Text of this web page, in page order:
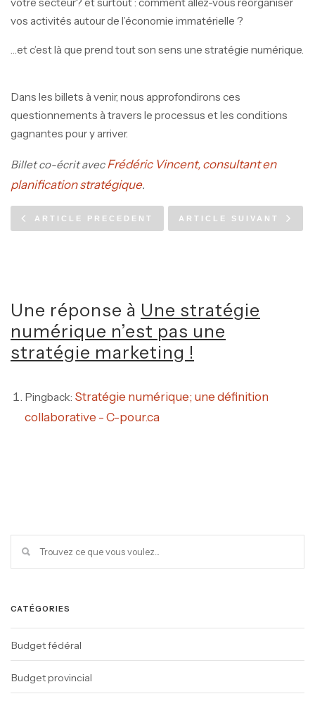
vos activités autour de l’économie immatérielle ?
…et c’est là que prend tout son sens une stratégie numérique.
Dans les billets à venir, nous approfondirons ces
questionnements à travers le processus et les conditions
gagnantes pour y arriver.
Billet co-écrit avecFrédéric Vincent, consultant en
planification stratégique.
ARTICLE PRECEDENT ARTICLE SUIVANT
Une réponse à Une stratégie
numérique n’est pas une
stratégie marketing !
Pingback: Stratégie numérique; une définition
collaborative - C-pour.ca
CATÉGORIES
Budget fédéral
Budget provincial